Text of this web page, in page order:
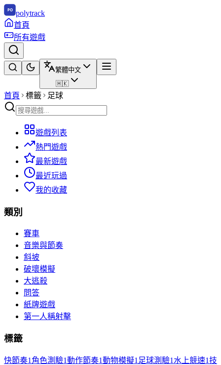
polytrack
首頁
所有遊戲
繁體中文
🇭🇰
首頁 標籤 足球
遊戲列表
熱門遊戲
最新遊戲
最近玩過
我的收藏
類別
賽車
音樂與節奏
斜坡
破壞模擬
大逃殺
問答
紙牌遊戲
第一人稱射擊
標籤
快節奏1 角色測驗1動作節奏1動物模擬1 足球測驗1 水上競速1技